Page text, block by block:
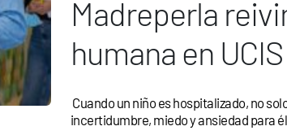
Madreperla
humana en
Cuando un niño es hospitalizado, no
incertidumbre, miedo y ansiedad para